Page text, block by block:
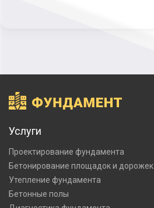
Услуги
Проектирование фундамента
Бетонирование площадок и дорожек
Утепление фундамента
Бетонные полы